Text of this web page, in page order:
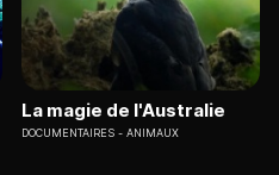
La magie de l'Australie
DOCUMENTAIRES ANIMAUX